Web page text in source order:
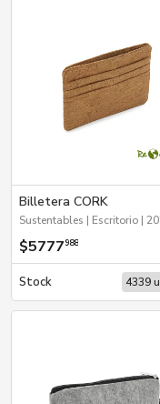
Billetera CORK
$5777988
Stock 4339